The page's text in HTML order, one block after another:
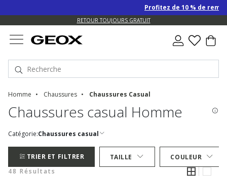
Profitez de 10 % de remise
RETOUR TOUJOURS GRATUIT
Homme Chaussures Chaussures Casual
Chaussures casual Homme
Catégorie:Chaussures casual
TRIER ET FILTRER TAILLE
COULEUR
48 Résultats